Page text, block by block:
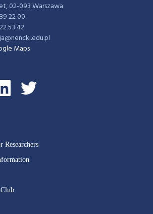
02-093 Warszawa
22 00
53 42
Maps
Researchers